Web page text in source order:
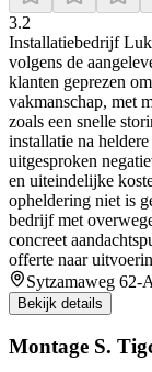
3.2
Installatiebedrijf
volgens de
klanten geprezen
vakmanschap, met
zoals een snelle
installatie na
uitgesproken
en uiteindelijke
opheldering niet is
bedrijf met
concreet
offerte naar
Sytzamaweg 62-
Bekijk details
Montage S.